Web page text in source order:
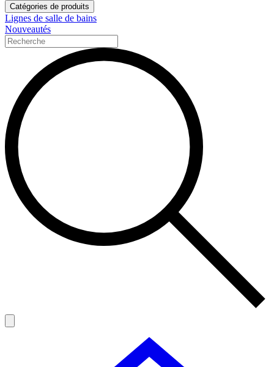
Catégories de produits
Lignes de salle de bains
Nouveautés